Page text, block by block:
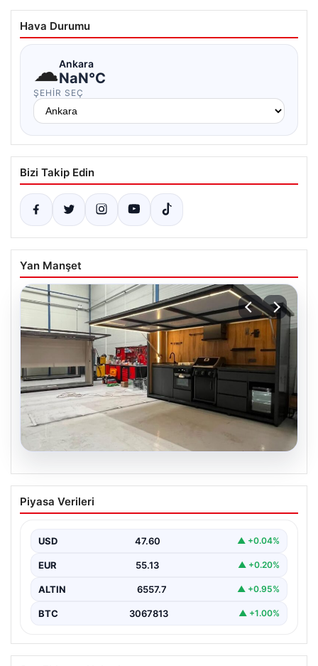
Hava Durumu
☁Ankara
NaN°C
ŞEHIR SEÇ
Bizi Takip Edin
Yan Manşet
Bahçe Mutfakları ve Prestijli Yaşam
Mekanları
yaşamaktadır. Baştan başa lüks villalarda ikamet eden…
Piyasa Verileri
USD 47.60 ▲ +0.04%
EUR 55.13 ▲ +0.20%
ALTIN 6557.7 ▲ +0.95%
BTC 3067813 ▲ +1.00%